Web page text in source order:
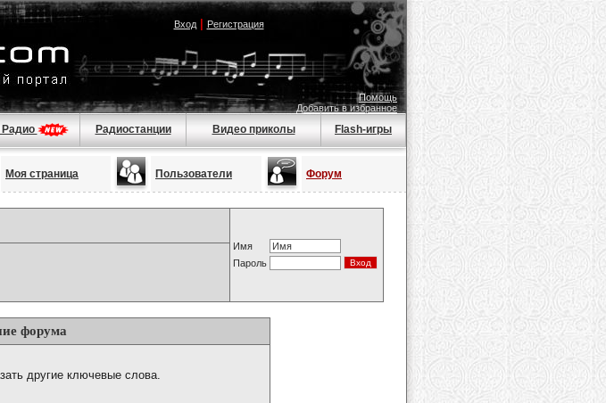
Вход| Регистрация
Помощь
Добавить в избранное
Радио Радиостанции Видео приколы Flash-игры
Моя страница Пользователи Форум
Имя
Пароль
форума
другие ключевые слова.